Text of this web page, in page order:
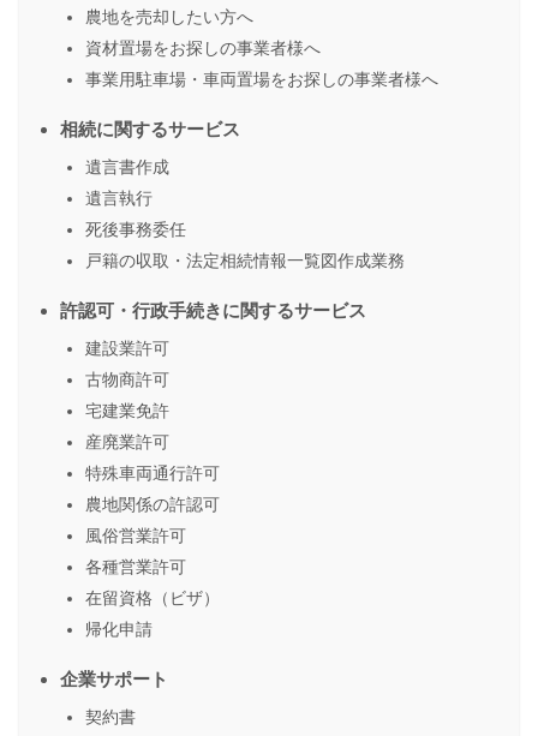
農地を売却したい方へ
資材置場をお探しの事業者様へ
事業用駐車場・車両置場をお探しの事業者様へ
相続に関するサービス
遺言書作成
遺言執行
死後事務委任
戸籍の収取・法定相続情報一覧図作成業務
許認可・行政手続きに関するサービス
建設業許可
古物商許可
宅建業免許
産廃業許可
特殊車両通行許可
農地関係の許認可
風俗営業許可
各種営業許可
在留資格（ビザ）
帰化申請
企業サポート
契約書